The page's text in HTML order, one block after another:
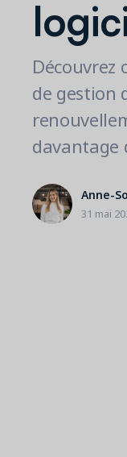
Découvrez
de gestion
davantage
Anne-
31 mai